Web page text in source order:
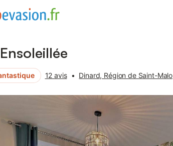
12 avis • Dinard, Région de Saint-Malo
Équipements Avis des voyageurs